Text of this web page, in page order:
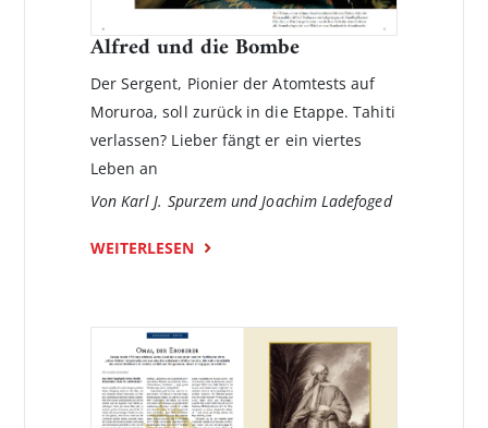
Alfred und die Bombe
Der Sergent, Pionier der Atomtests auf
Moruroa, soll zurück in die Etappe. Tahiti
verlassen? Lieber fängt er ein viertes
Leben an
Von Karl J. Spurzem und Joachim Ladefoged
WEITERLESEN